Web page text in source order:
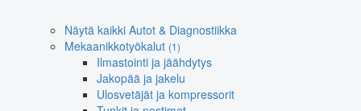
Näytä kaikki Autot & Diagnostiikka
Mekaanikkotyökalut (1)
Ilmastointi ja jäähdytys
Jakopää ja jakelu
Ulosvetäjät ja kompressorit